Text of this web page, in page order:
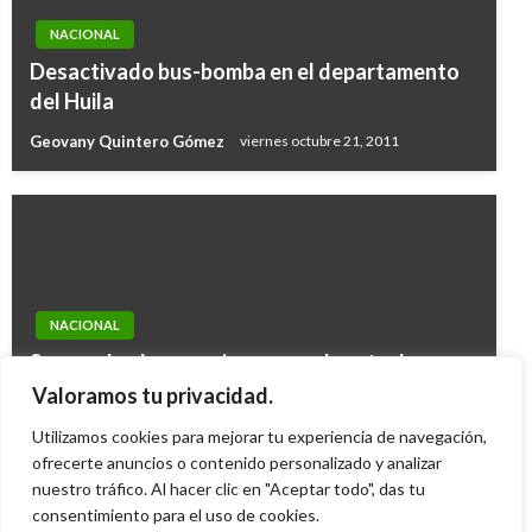
Valoramos tu privacidad.
Utilizamos cookies para mejorar tu experiencia de navegación,
ofrecerte anuncios o contenido personalizado y analizar
nuestro tráfico. Al hacer clic en "Aceptar todo", das tu
consentimiento para el uso de cookies.
NACIONAL
Desactivado bus-bomba en el departamento
del Huila
Geovany Quintero Gómez viernes octubre 21, 2011
NACIONAL
Suspenden los permisos para el porte de
armas de fuego hasta el 31 de diciembre de
Ariel Cabrera lunes marzo 4, 2024